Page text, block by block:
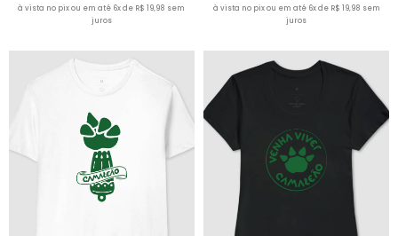
à vista no pix ou em até 6x de R$ 19,98 sem
juros
à vista no pix ou em até 6x de R$ 19,98 sem
juros